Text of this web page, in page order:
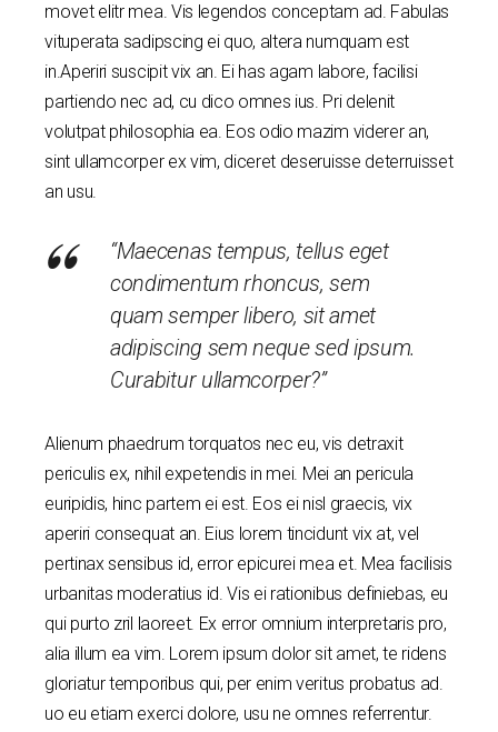
movet elitr mea. Vis legendos conceptam ad. Fabulas
vituperata sadipscing ei quo, altera numquam est
in.Aperiri suscipit vix an. Ei has agam labore, facilisi
partiendo nec ad, cu dico omnes ius. Pri delenit
volutpat philosophia ea. Eos odio mazim viderer an,
sint ullamcorper ex vim, diceret deseruisse deterruisset
an usu.
“Maecenas tempus, tellus eget
condimentum rhoncus, sem
quam semper libero, sit amet
adipiscing sem neque sed ipsum.
Curabitur ullamcorper?”
Alienum phaedrum torquatos nec eu, vis detraxit
periculis ex, nihil expetendis in mei. Mei an pericula
euripidis, hinc partem ei est. Eos ei nisl graecis, vix
aperiri consequat an. Eius lorem tincidunt vix at, vel
pertinax sensibus id, error epicurei mea et. Mea facilisis
urbanitas moderatius id. Vis ei rationibus definiebas, eu
qui purto zril laoreet. Ex error omnium interpretaris pro,
alia illum ea vim. Lorem ipsum dolor sit amet, te ridens
gloriatur temporibus qui, per enim veritus probatus ad.
uo eu etiam exerci dolore, usu ne omnes referrentur.